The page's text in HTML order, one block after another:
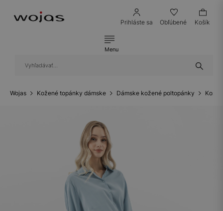
Prihláste sa Obľúbené Košík
Menu
Wojas Kožené topánky dámske Dámske kožené poltopánky